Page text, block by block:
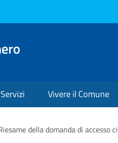
Servizi Vivere il Comune
della domanda di accesso